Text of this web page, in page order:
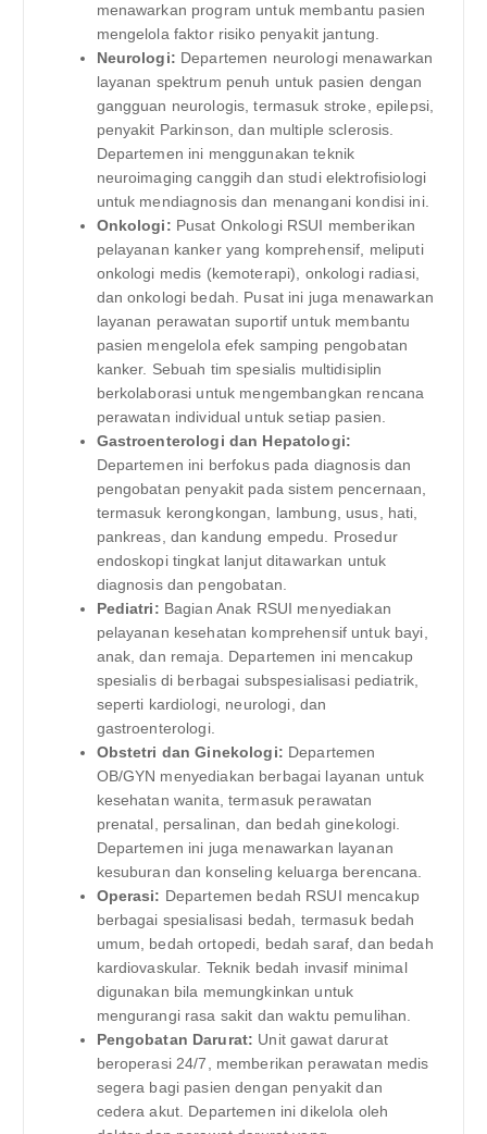
menawarkan program untuk membantu pasien
mengelola faktor risiko penyakit jantung.
Neurologi: Departemen neurologi menawarkan
layanan spektrum penuh untuk pasien dengan
gangguan neurologis, termasuk stroke, epilepsi,
penyakit Parkinson, dan multiple sclerosis.
Departemen ini menggunakan teknik
neuroimaging canggih dan studi elektrofisiologi
untuk mendiagnosis dan menangani kondisi ini.
Onkologi: Pusat Onkologi RSUI memberikan
pelayanan kanker yang komprehensif, meliputi
onkologi medis (kemoterapi), onkologi radiasi,
dan onkologi bedah. Pusat ini juga menawarkan
layanan perawatan suportif untuk membantu
pasien mengelola efek samping pengobatan
kanker. Sebuah tim spesialis multidisiplin
berkolaborasi untuk mengembangkan rencana
perawatan individual untuk setiap pasien.
Gastroenterologi dan Hepatologi:
Departemen ini berfokus pada diagnosis dan
pengobatan penyakit pada sistem pencernaan,
termasuk kerongkongan, lambung, usus, hati,
pankreas, dan kandung empedu. Prosedur
endoskopi tingkat lanjut ditawarkan untuk
diagnosis dan pengobatan.
Pediatri: Bagian Anak RSUI menyediakan
pelayanan kesehatan komprehensif untuk bayi,
anak, dan remaja. Departemen ini mencakup
spesialis di berbagai subspesialisasi pediatrik,
seperti kardiologi, neurologi, dan
gastroenterologi.
Obstetri dan Ginekologi: Departemen
OB/GYN menyediakan berbagai layanan untuk
kesehatan wanita, termasuk perawatan
prenatal, persalinan, dan bedah ginekologi.
Departemen ini juga menawarkan layanan
kesuburan dan konseling keluarga berencana.
Operasi: Departemen bedah RSUI mencakup
berbagai spesialisasi bedah, termasuk bedah
umum, bedah ortopedi, bedah saraf, dan bedah
kardiovaskular. Teknik bedah invasif minimal
digunakan bila memungkinkan untuk
mengurangi rasa sakit dan waktu pemulihan.
Pengobatan Darurat: Unit gawat darurat
beroperasi 24/7, memberikan perawatan medis
segera bagi pasien dengan penyakit dan
cedera akut. Departemen ini dikelola oleh